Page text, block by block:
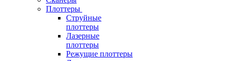
Плоттеры
Струйные
плоттеры
Лазерные
плоттеры
Режущие плоттеры